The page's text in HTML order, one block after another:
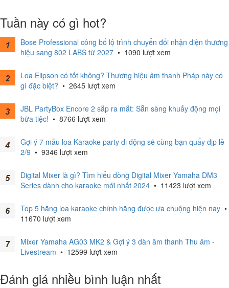
Tuần này có gì hot?
Bose Professional công bố lộ trình chuyển đổi nhận diện thương
hiệu sang 802 LABS từ 2027 • 1090 lượt xem
Loa Elipson có tốt không? Thương hiệu âm thanh Pháp này có
gì đặc biệt? • 2645 lượt xem
JBL PartyBox Encore 2 sắp ra mắt: Sẵn sàng khuấy động mọi
bữa tiệc! • 8766 lượt xem
Gợi ý 7 mẫu loa Karaoke party di động sẽ cùng bạn quẩy dịp lễ
2/9 • 9346 lượt xem
Digital Mixer là gì? Tìm hiểu dòng Digital Mixer Yamaha DM3
Series dành cho karaoke mới nhất 2024 • 11423 lượt xem
Top 5 hãng loa karaoke chính hãng được ưa chuộng hiện nay •
11670 lượt xem
Mixer Yamaha AG03 MK2 & Gợi ý 3 dàn âm thanh Thu âm -
Livestream • 12599 lượt xem
Đánh giá nhiều bình luận nhất